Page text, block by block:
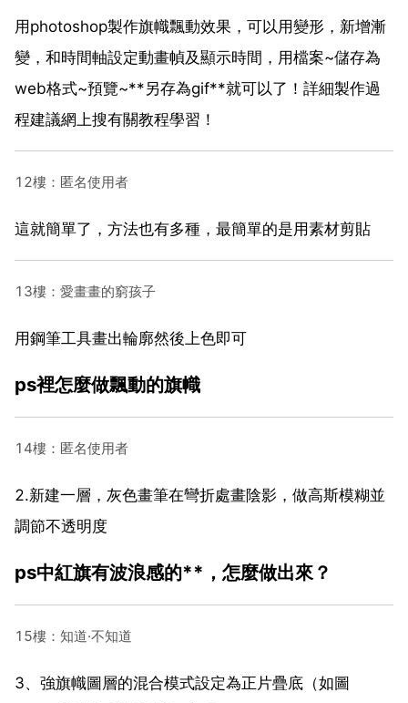
用photoshop製作旗幟飄動效果，可以用變形，新增漸
變，和時間軸設定動畫幀及顯示時間，用檔案~儲存為
web格式~預覽~**另存為gif**就可以了！詳細製作過
程建議網上搜有關教程學習！
12樓：匿名使用者
這就簡單了，方法也有多種，最簡單的是用素材剪貼
13樓：愛畫畫的窮孩子
用鋼筆工具畫出輪廓然後上色即可
ps裡怎麼做飄動的旗幟
14樓：匿名使用者
2.新建一層，灰色畫筆在彎折處畫陰影，做高斯模糊並
調節不透明度
ps中紅旗有波浪感的**，怎麼做出來？
15樓：知道·不知道
3、強旗幟圖層的混合模式設定為正片疊底（如圖